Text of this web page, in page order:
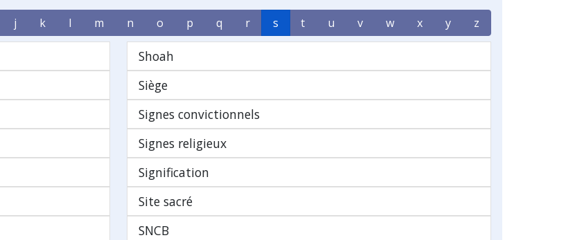
j k l m n o p q r s t u v w x y z
Shoah
Siège
Signes convictionnels
Signes religieux
Signification
Site sacré
SNCB